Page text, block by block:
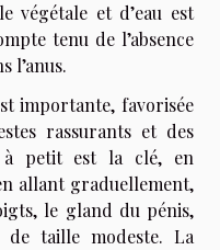
végétale et d’eau est
tenu de l’absence
l’anus.
importante, favorisée
rassurants et des
à petit est la clé, en
allant graduellement,
le gland du pénis,
taille modeste. La